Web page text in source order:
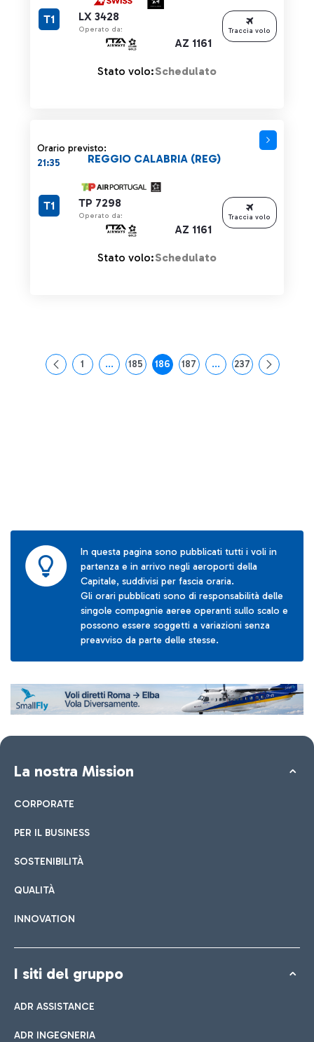
LX 3428
Operato da:
AZ 1161
T1
Stato volo:Schedulato
Traccia volo
Orario previsto:
21:35
TP 7298
Operato da:
AZ 1161
REGGIO CALABRIA (REG)
T1
Stato volo:Schedulato
Traccia volo
Pagina
1 ...Pagine intermedie Use TAB to navigate.
Pagina
185 Pagina
186 Pagina
187 ...Pagine intermedie
Pagina
237
In questa pagina sono pubblicati tutti i voli in
partenza e in arrivo negli aeroporti della
Capitale, suddivisi per fascia oraria.
Gli orari pubblicati sono di responsabilità delle
singole compagnie aeree operanti sullo scalo e
possono essere soggetti a variazioni senza
preavviso da parte delle stesse.
La nostra Mission
CORPORATE
PER IL BUSINESS
SOSTENIBILITÀ
QUALITÀ
INNOVATION
I siti del gruppo
ADR ASSISTANCE
ADR INGEGNERIA